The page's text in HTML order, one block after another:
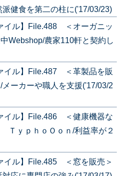
健食を第二の柱に('17/03/23)
イル】File.488 ＜オーガニッ
Webshop/農家110軒と契約し
イル】File.487 ＜革製品を販
ーカーや職人を支援('17/03/2
イル】File.486 ＜健康機器な
ＴｙｐｈｏＯｏｎ/利益率が２
イル】File.485 ＜窓を販売＞